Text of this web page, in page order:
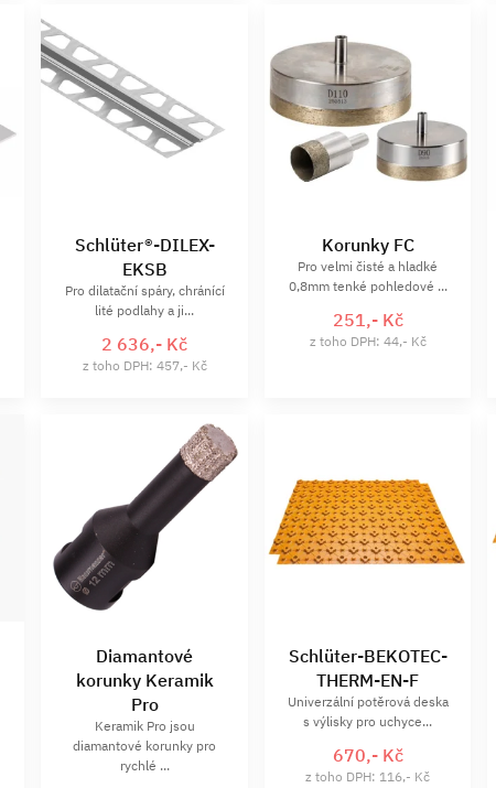
Schlüter®-DILEX-
EKSB
Pro dilatační spáry, chránící
lité podlahy a ji...
2 636,- Kč
z toho DPH: 457,- Kč
Korunky FC
Pro velmi čisté a hladké
0,8mm tenké pohledové ...
251,- Kč
z toho DPH: 44,- Kč
Diamantové
korunky Keramik
Pro
Keramik Pro jsou
diamantové korunky pro
rychlé ...
Schlüter-BEKOTEC-
THERM-EN-F
Univerzální potěrová deska
s výlisky pro uchyce...
670,- Kč
z toho DPH: 116,- Kč